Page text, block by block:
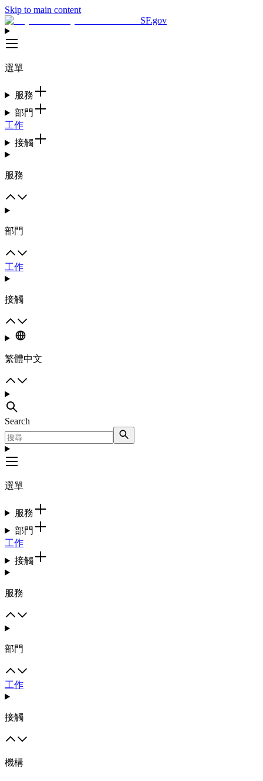
Skip to main content
SF.gov
選單
服務
部門
工作
接觸
服務
部門
工作
接觸
繁體中文
Search
選單
服務
部門
工作
接觸
服務
部門
工作
接觸
機構